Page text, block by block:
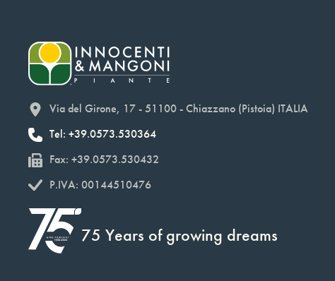
Via del Girone, 17 - 51100 - Chiazzano (Pistoia) ITALIA
Tel: +39.0573.530364
Fax: +39.0573.530432
P.IVA: 00144510476
75 Years of growing dreams